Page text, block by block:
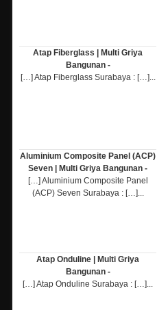
Atap Fiberglass | Multi Griya
Bangunan -
[…] Atap Fiberglass Surabaya : […]...
Aluminium Composite Panel (ACP)
Seven | Multi Griya Bangunan -
[…] Aluminium Composite Panel
(ACP) Seven Surabaya : […]...
Atap Onduline | Multi Griya
Bangunan -
[…] Atap Onduline Surabaya : […]...